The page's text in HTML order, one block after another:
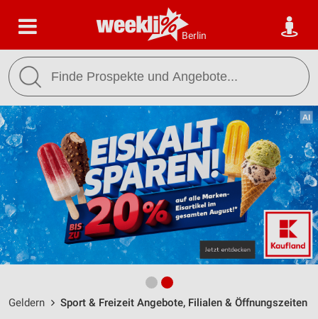
Berlin
Geldern Sport & Freizeit Angebote, Filialen & Öffnungszeiten